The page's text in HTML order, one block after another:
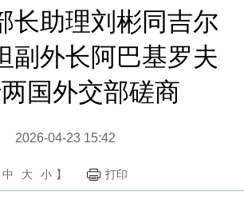
长助理刘彬同吉尔
副外长阿巴基罗夫
国外交部磋商
2026-04-23 15:42
中 大 小 】 打印